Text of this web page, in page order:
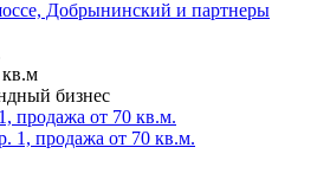
кв.м
бизнес
продажа от 70 кв.м.